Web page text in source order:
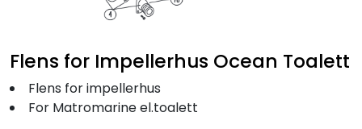
Flens for Impellerhus Ocean Toalett
Flens for impellerhus
For Matromarine el.toalett
Fritid/Sikkerhet
Båtpleie/Opplag